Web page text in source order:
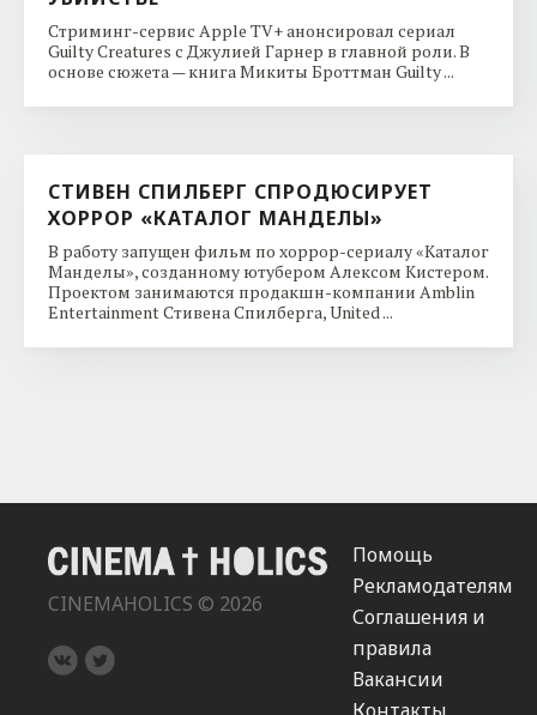
Стриминг-сервис Apple TV+ анонсировал сериал
Guilty Creatures с Джулией Гарнер в главной роли. В
основе сюжета — книга Микиты Броттман Guilty ...
СТИВЕН СПИЛБЕРГ СПРОДЮСИРУЕТ
ХОРРОР «КАТАЛОГ МАНДЕЛЫ»
В работу запущен фильм по хоррор-сериалу «Каталог
Манделы», созданному ютубером Алексом Кистером.
Проектом занимаются продакшн-компании Amblin
Entertainment Стивена Спилберга, United ...
CINEMAHOLICS © 2026
Помощь
Рекламодателям
Соглашения и
правила
Вакансии